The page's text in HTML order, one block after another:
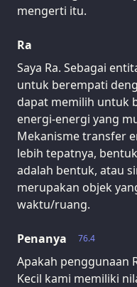
mengerti itu.
Ra
Saya Ra. Sebagai
untuk berempati
dapat memilih untuk
energi-energi yang
Mekanisme transfer
lebih tepatnya,
adalah bentuk, atau
merupakan objek
waktu/ruang.
76.4
Penanya
Apakah penggunaan
Kecil kami memiliki